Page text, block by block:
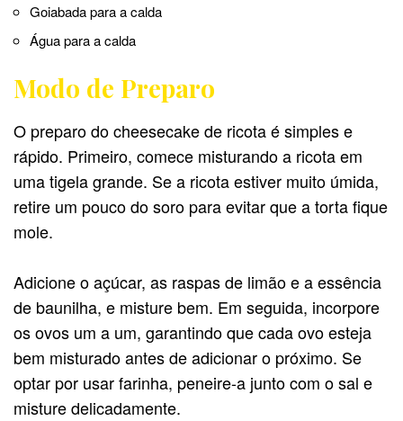
Goiabada para a calda
Água para a calda
Modo de Preparo
O preparo do cheesecake de ricota é simples e
rápido. Primeiro, comece misturando a ricota em
uma tigela grande. Se a ricota estiver muito úmida,
retire um pouco do soro para evitar que a torta fique
mole.
Adicione o açúcar, as raspas de limão e a essência
de baunilha, e misture bem. Em seguida, incorpore
os ovos um a um, garantindo que cada ovo esteja
bem misturado antes de adicionar o próximo. Se
optar por usar farinha, peneire-a junto com o sal e
misture delicadamente.